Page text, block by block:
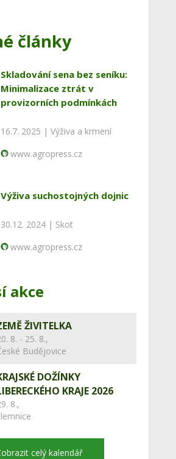
články
Skladování sena bez seníku:
Minimalizace ztrát v
provizorních podmínkách
16.7. 2025 | Výživa a krmení
www.agropress.cz
Výživa suchostojných dojnic
30.12. 2024 | Skot
www.agropress.cz
akce
ŽIVITELKA
8. - 25. 8.,
Budějovice
DOŽÍNKY
KRAJE 2026
8.,
celý kalendář